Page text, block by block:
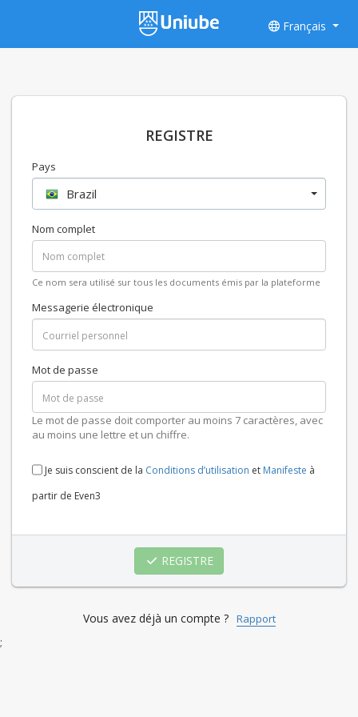
Français
REGISTRE
Pays
Brazil
Nom complet
Ce nom sera utilisé sur tous les documents émis par la plateforme
Messagerie électronique
Mot de passe
Le mot de passe doit comporter au moins 7 caractères, avec
au moins une lettre et un chiffre.
Je suis conscient de la Conditions d’utilisation et Manifeste à
partir de Even3
REGISTRE
Vous avez déjà un compte ? Rapport
;